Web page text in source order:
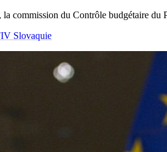
commission du Contrôle budgétaire du
Slovaquie